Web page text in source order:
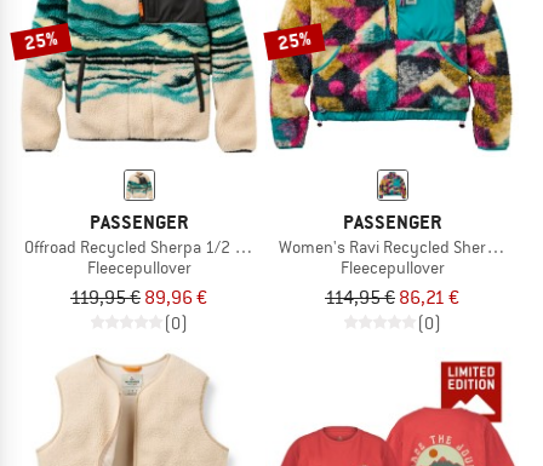
25%
PASSENGER
Offroad Recycled Sherpa 1/2 Zip Fleece 2.0
Fleecepullover
119,95 € 89,96 €
(0)
25%
PASSENGER
Women's Ravi Recycled Sherpa
Fleecepullover
114,95 € 86,21 €
(0)